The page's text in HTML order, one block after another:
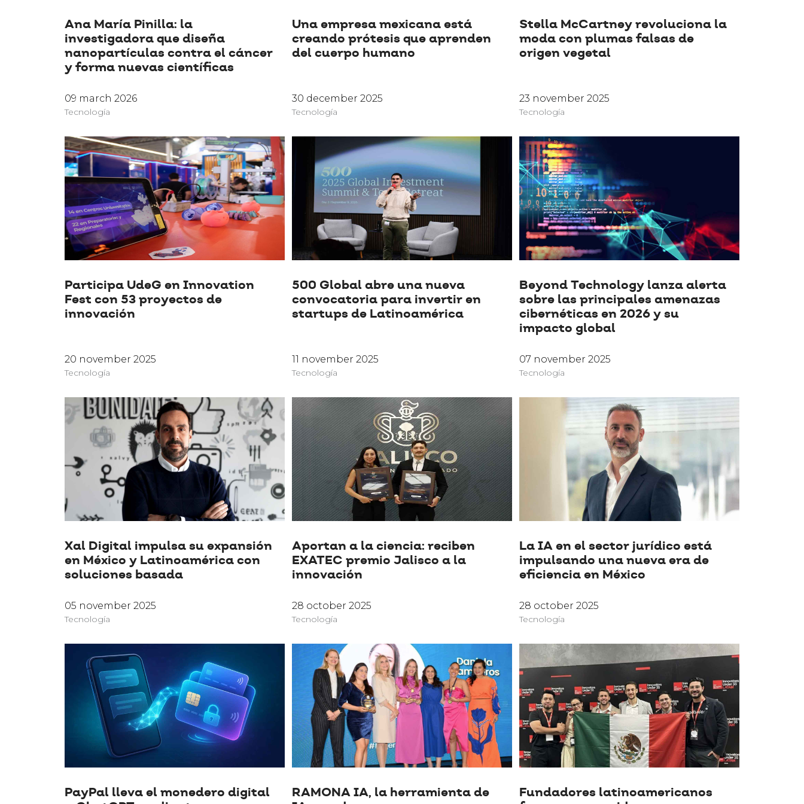
Ana María Pinilla: la
investigadora que diseña
nanopartículas contra el cáncer
y forma nuevas científicas
09 march 2026
Tecnología
Una empresa mexicana está
creando prótesis que aprenden
del cuerpo humano
30 december 2025
Tecnología
Stella McCartney revoluciona la
moda con plumas falsas de
origen vegetal
23 november 2025
Tecnología
Participa UdeG en Innovation
Fest con 53 proyectos de
innovación
20 november 2025
Tecnología
500 Global abre una nueva
convocatoria para invertir en
startups de Latinoamérica
11 november 2025
Tecnología
Beyond Technology lanza alerta
sobre las principales amenazas
cibernéticas en 2026 y su
impacto global
07 november 2025
Tecnología
Xal Digital impulsa su expansión
en México y Latinoamérica con
soluciones basada
05 november 2025
Tecnología
Aportan a la ciencia: reciben
EXATEC premio Jalisco a la
innovación
28 october 2025
Tecnología
La IA en el sector jurídico está
impulsando una nueva era de
eficiencia en México
28 october 2025
Tecnología
PayPal lleva el monedero digital
RAMONA IA, la herramienta de
Fundadores latinoamericanos